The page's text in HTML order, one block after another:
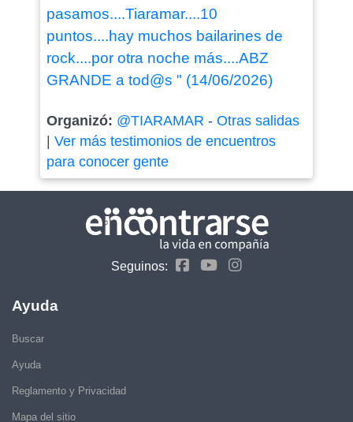
pasamos....Tiaramar....10
puntos....hay muchos bailarines de
rock....por otra noche más....ABZ
GRANDE a tod@s " (14/06/2026)
Organizó: @TIARAMAR - Otras salidas
Ver más testimonios de encuentros
para conocer gente
Seguinos:
Ayuda
Buscar
Ayuda
Reglamento y Privacidad
Mapa del sitio